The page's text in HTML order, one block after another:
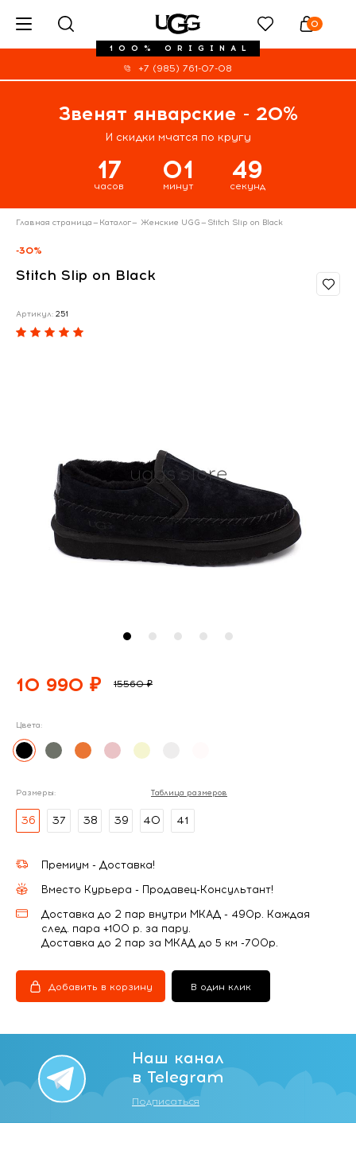
100% ORIGINAL
0
+7 (985) 761-07-08
Звенят январские - 20%
И скидки мчатся по кругу
17
часов
01
минут
48
секунд
Главная страница— Каталог— Женские UGG— Stitch Slip on Black
-30%
Stitch Slip on Black
Артикул: 251
10 990 ₽ 15560 ₽
Цвета:
Размеры: Таблица размеров
36 37 38 39 40 41
Премиум - Доставка!
Вместо Курьера - Продавец-Консультант!
Доставка до 2 пар внутри МКАД - 490р. Каждая
след. пара +100 р. за пару.
Доставка до 2 пар за МКАД до 5 км -700р.
Добавить в корзину В один клик
Наш канал
в Telegram
Подписаться